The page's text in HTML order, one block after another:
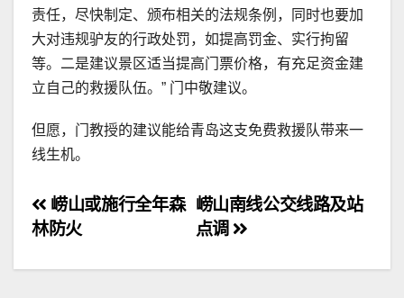
责任，尽快制定、颁布相关的法规条例，同时也要加
大对违规驴友的行政处罚，如提高罚金、实行拘留
等。二是建议景区适当提高门票价格，有充足资金建
立自己的救援队伍。” 门中敬建议。
但愿，门教授的建议能给青岛这支免费救援队带来一
线生机。
文
章
崂山南线公交线路及站
点调
崂山或施行全年森
林防火